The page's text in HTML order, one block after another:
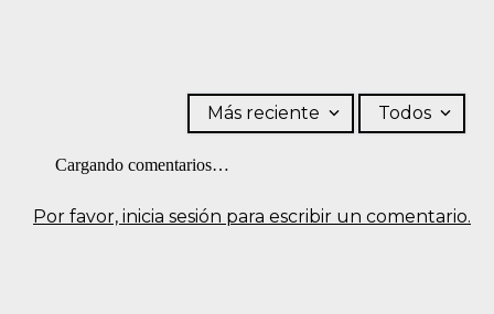
Por favor, inicia sesión para escribir un comentario.
Más reciente Todos
Cargando comentarios…